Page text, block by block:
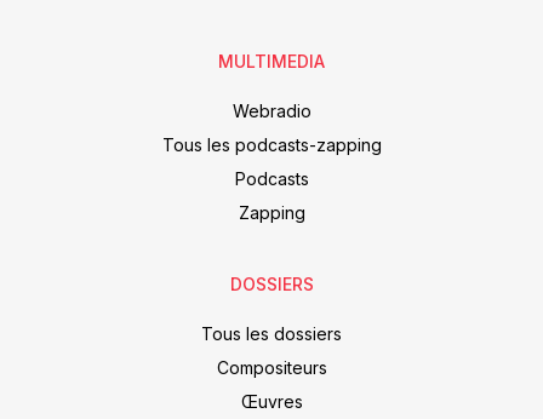
MULTIMEDIA
Webradio
Tous les podcasts-zapping
Podcasts
Zapping
DOSSIERS
Tous les dossiers
Compositeurs
Œuvres